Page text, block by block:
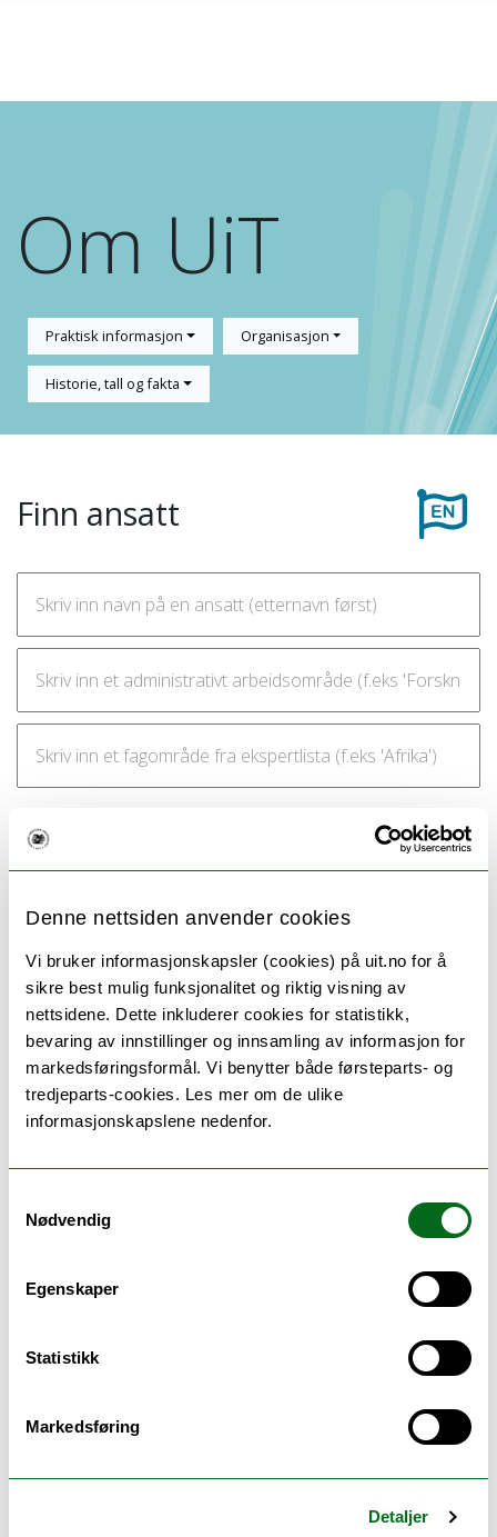
Denne nettsiden anvender cookies
Vi bruker informasjonskapsler (cookies) på uit.no for å
sikre best mulig funksjonalitet og riktig visning av
nettsidene. Dette inkluderer cookies for statistikk,
bevaring av innstillinger og innsamling av informasjon for
markedsføringsformål. Vi benytter både førsteparts- og
tredjeparts-cookies. Les mer om de ulike
informasjonskapslene nedenfor.
Nødvendig
Egenskaper
Statistikk
Markedsføring
Detaljer
Om UiT
Praktisk informasjon Organisasjon
Historie, tall og fakta
Finn ansatt
Ansatte med arbeidsområde
Informasjons- og
kommunikasjonsteknologi
Hanssen, Øyvind
Institutt for informatikk
Universitetslektor II